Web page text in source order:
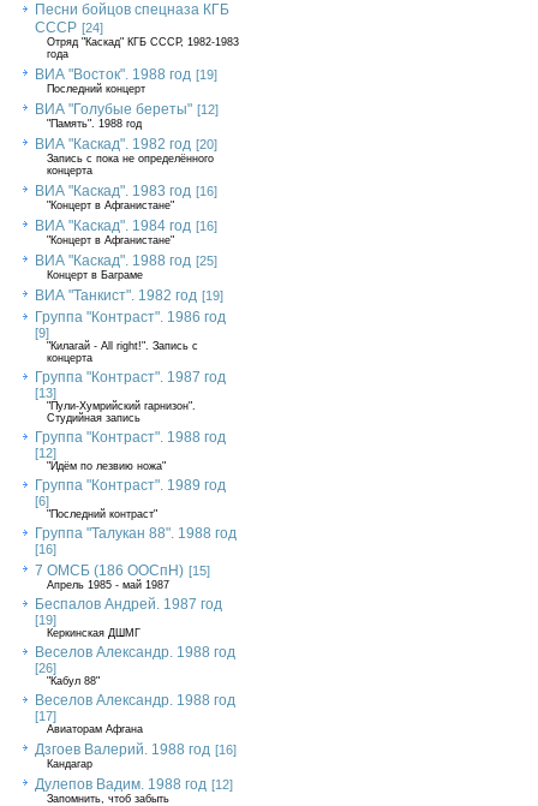
Песни бойцов спецназа КГБ
СССР [24]
Отряд "Каскад" КГБ СССР, 1982-1983
года
ВИА "Восток". 1988 год [19]
Последний концерт
ВИА "Голубые береты" [12]
"Память". 1988 год
ВИА "Каскад". 1982 год [20]
Запись с пока не определённого
концерта
ВИА "Каскад". 1983 год [16]
"Концерт в Афганистане"
ВИА "Каскад". 1984 год [16]
"Концерт в Афганистане"
ВИА "Каскад". 1988 год [25]
Концерт в Баграме
ВИА "Танкист". 1982 год [19]
Группа "Контраст". 1986 год
[9]
"Килагай - All right!". Запись с
концерта
Группа "Контраст". 1987 год
[13]
"Пули-Хумрийский гарнизон".
Студийная запись
Группа "Контраст". 1988 год
[12]
"Идём по лезвию ножа"
Группа "Контраст". 1989 год
[6]
"Последний контраст"
Группа "Талукан 88". 1988 год
[16]
7 ОМСБ (186 ООСпН) [15]
Апрель 1985 - май 1987
Беспалов Андрей. 1987 год
[19]
Керкинская ДШМГ
Веселов Александр. 1988 год
[26]
"Кабул 88"
Веселов Александр. 1988 год
[17]
Авиаторам Афгана
Дзгоев Валерий. 1988 год [16]
Кандагар
Дулепов Вадим. 1988 год [12]
Запомнить, чтоб забыть